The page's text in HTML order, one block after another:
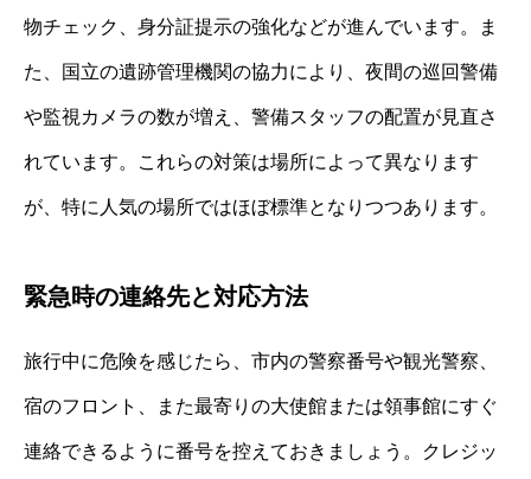
物チェック、身分証提示の強化などが進んでいます。ま
た、国立の遺跡管理機関の協力により、夜間の巡回警備
や監視カメラの数が増え、警備スタッフの配置が見直さ
れています。これらの対策は場所によって異なります
が、特に人気の場所ではほぼ標準となりつつあります。
緊急時の連絡先と対応方法
旅行中に危険を感じたら、市内の警察番号や観光警察、
宿のフロント、また最寄りの大使館または領事館にすぐ
連絡できるように番号を控えておきましょう。クレジッ